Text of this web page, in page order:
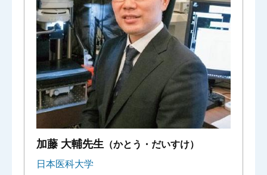
加藤 大輔先生 （かとう・だいすけ）
日本医科大学